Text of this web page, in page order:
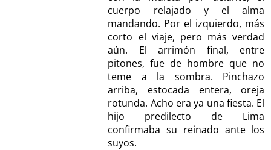
cuerpo relajado y el alma
mandando. Por el izquierdo, más
corto el viaje, pero más verdad
aún. El arrimón final, entre
pitones, fue de hombre que no
teme a la sombra. Pinchazo
arriba, estocada entera, oreja
rotunda. Acho era ya una fiesta. El
hijo predilecto de Lima
confirmaba su reinado ante los
suyos.